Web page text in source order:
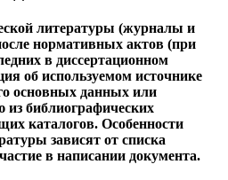
литературы (журналы и
нормативных актов (при
в диссертационном
об используемом источнике
основных данных или
библиографических
каталогов. Особенности
зависят от списка
в написании документа.